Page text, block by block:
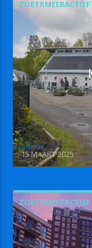
ZOETRMEERACTIEF
admin
15 MAART 2025
ZOETRMEERACTIEF